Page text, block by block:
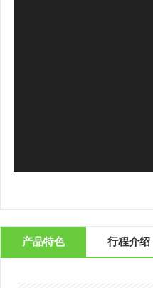
产品特色 行程介绍